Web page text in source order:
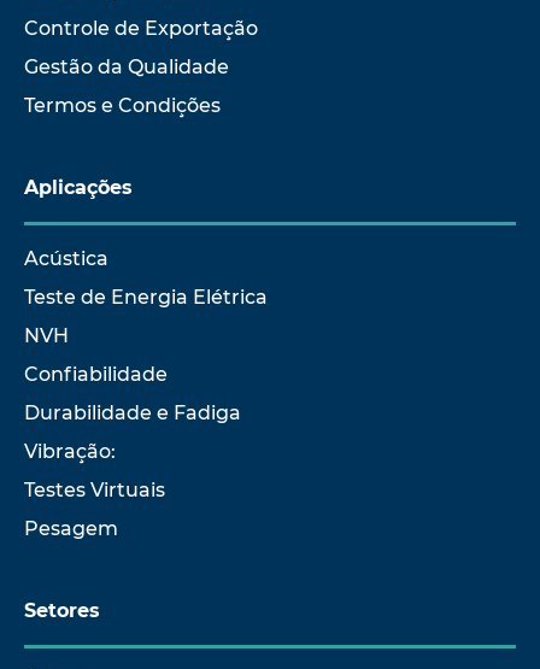
Controle de Exportação
Gestão da Qualidade
Termos e Condições
Aplicações
Acústica
Teste de Energia Elétrica
NVH
Confiabilidade
Durabilidade e Fadiga
Vibração:
Testes Virtuais
Pesagem
Setores